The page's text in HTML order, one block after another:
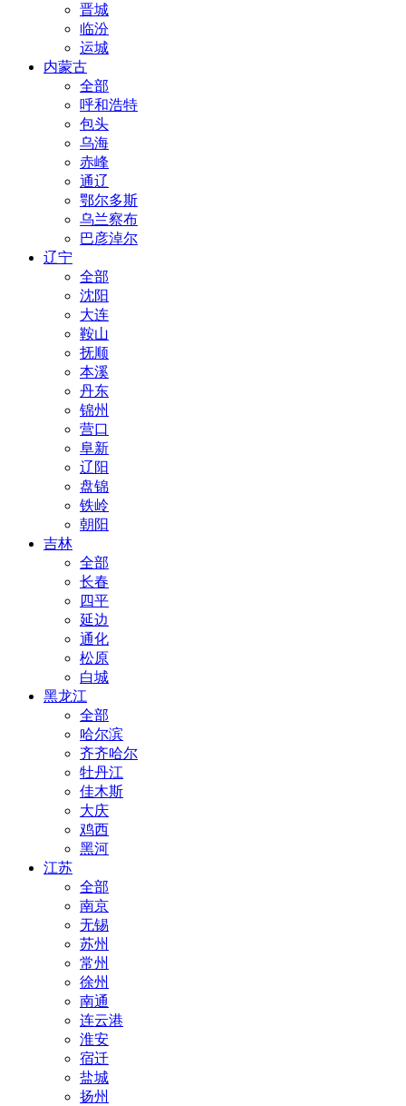
晋城
临汾
运城
内蒙古
全部
呼和浩特
包头
乌海
赤峰
通辽
鄂尔多斯
乌兰察布
巴彦淖尔
辽宁
全部
沈阳
大连
鞍山
抚顺
本溪
丹东
锦州
营口
阜新
辽阳
盘锦
铁岭
朝阳
吉林
全部
长春
四平
延边
通化
松原
白城
黑龙江
全部
哈尔滨
齐齐哈尔
牡丹江
佳木斯
大庆
鸡西
黑河
江苏
全部
南京
无锡
苏州
常州
徐州
南通
连云港
淮安
宿迁
盐城
扬州